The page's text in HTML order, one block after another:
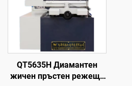
QT5635H Диамантен
жичен пръстен режеща